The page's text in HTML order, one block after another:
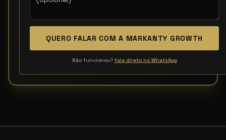
QUERO FALAR COM A MARKANTY GROWTH
Não funcionou? fale direto no WhatsApp